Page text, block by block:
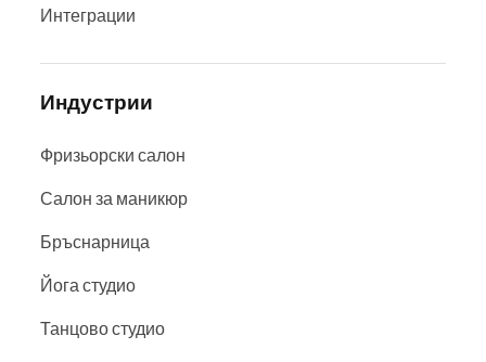
Интеграции
Индустрии
Фризьорски салон
Салон за маникюр
Бръснарница
Йога студио
Танцово студио